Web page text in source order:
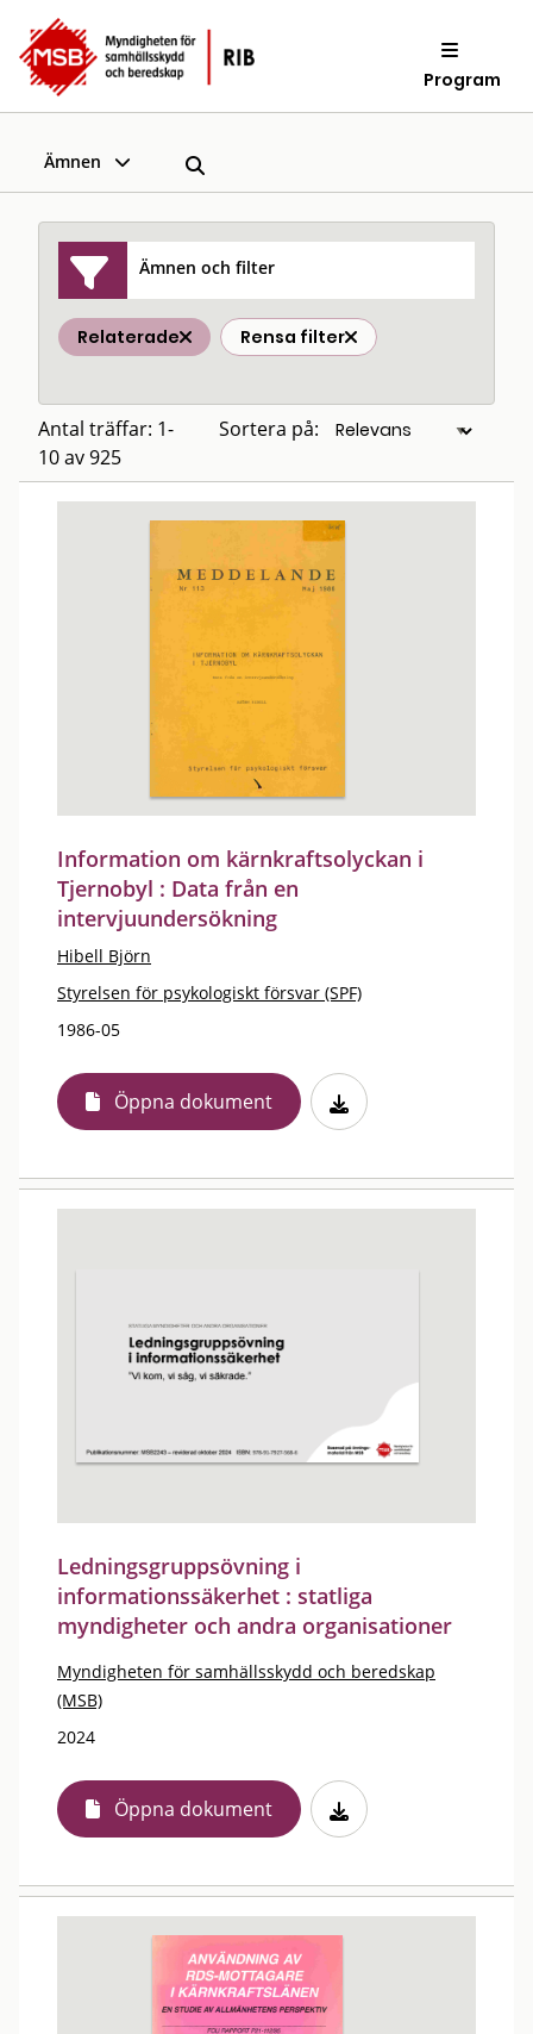
Program
Ämnen
Ämnen och filter
Relaterade Rensa filter
Antal träffar: 1-
10 av 925
Sortera på:
Information om kärnkraftsolyckan i
Tjernobyl : Data från en
intervjuundersökning
Hibell Björn
Styrelsen för psykologiskt försvar (SPF)
1986-05
Öppna dokument
Ledningsgruppsövning i
informationssäkerhet : statliga
myndigheter och andra organisationer
Myndigheten för samhällsskydd och beredskap
(MSB)
2024
Öppna dokument